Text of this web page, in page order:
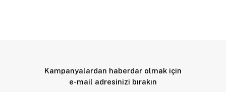
Kampanyalardan haberdar olmak için
e-mail adresinizi bırakın